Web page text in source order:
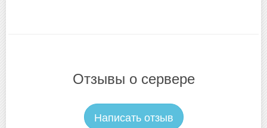
Отзывы о сервере
Написать отзыв